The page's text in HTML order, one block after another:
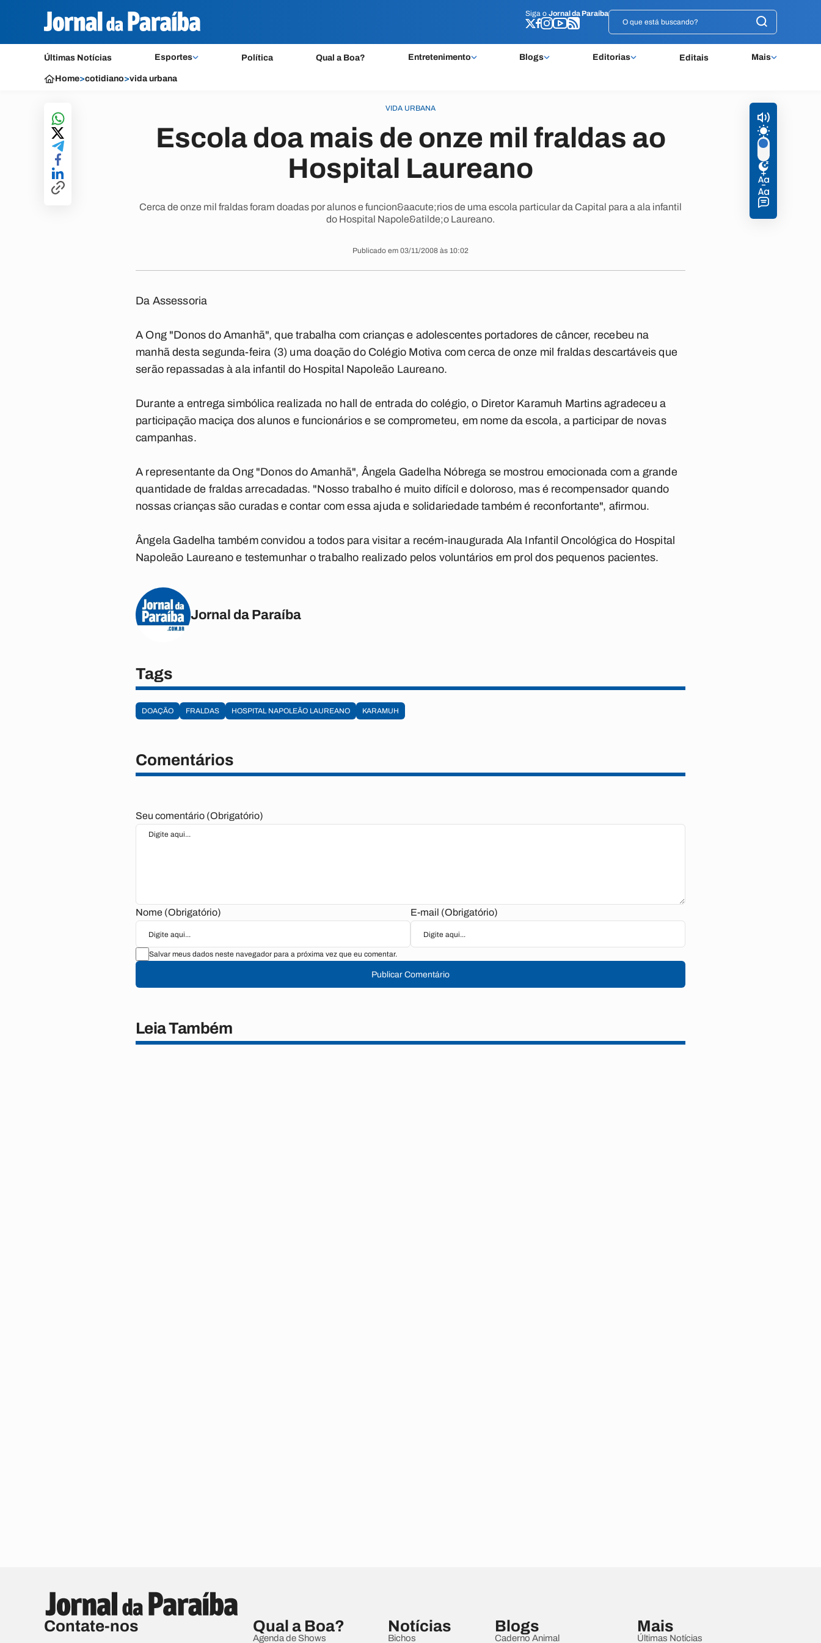
Siga o Jornal da Paraíba
Últimas Notícias Esportes Política Qual a Boa? Entretenimento Blogs Editorias Editais Mais
Siga o Jornal da Paraíba
Home>cotidiano>vida urbana
VIDA URBANA
Escola doa mais de onze mil fraldas ao
Hospital Laureano
Cerca de onze mil fraldas foram doadas por alunos e funcion&aacute;rios de uma escola particular da Capital para a ala infantil
do Hospital Napole&atilde;o Laureano.
Publicado em 03/11/2008 às 10:02
Da Assessoria
A Ong "Donos do Amanhã", que trabalha com crianças e adolescentes portadores de câncer, recebeu na
manhã desta segunda-feira (3) uma doação do Colégio Motiva com cerca de onze mil fraldas descartáveis que
serão repassadas à ala infantil do Hospital Napoleão Laureano.
Durante a entrega simbólica realizada no hall de entrada do colégio, o Diretor Karamuh Martins agradeceu a
participação maciça dos alunos e funcionários e se comprometeu, em nome da escola, a participar de novas
campanhas.
A representante da Ong "Donos do Amanhã", Ângela Gadelha Nóbrega se mostrou emocionada com a grande
quantidade de fraldas arrecadadas. "Nosso trabalho é muito difícil e doloroso, mas é recompensador quando
nossas crianças são curadas e contar com essa ajuda e solidariedade também é reconfortante", afirmou.
Ângela Gadelha também convidou a todos para visitar a recém-inaugurada Ala Infantil Oncológica do Hospital
Napoleão Laureano e testemunhar o trabalho realizado pelos voluntários em prol dos pequenos pacientes.
Jornal da Paraíba
Tags
DOAÇÃO FRALDAS HOSPITAL NAPOLEÃO LAUREANO KARAMUH
Comentários
Seu comentário (Obrigatório)
Nome (Obrigatório) E-mail (Obrigatório)
Salvar meus dados neste navegador para a próxima vez que eu comentar.
Publicar Comentário
Leia Também
Contate-nos Qual a Boa?
Agenda de Shows
Notícias
Bichos
Blogs
Caderno Animal
Mais
Últimas Notícias